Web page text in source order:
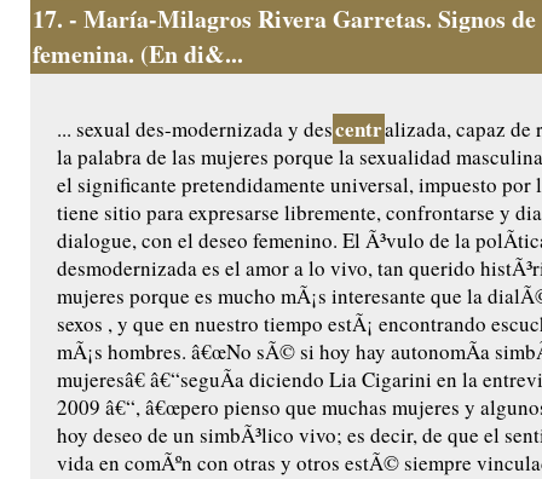
17. - María-Milagros Rivera Garretas. Signos
femenina. (En di&...
... sexual des-modernizada y descentralizada, capaz de
la palabra de las mujeres porque la sexualidad
el significante pretendidamente universal, impuesto por
tiene sitio para expresarse libremente, confrontarse y
dialogue, con el deseo femenino. El Ã³vulo de la
desmodernizada es el amor a lo vivo, tan querido
mujeres porque es mucho mÃ¡s interesante que la
sexos , y que en nuestro tiempo estÃ¡ encontrando
mÃ¡s hombres. â€œNo sÃ© si hoy hay autonomÃ­a
mujeresâ€ â€“seguÃ­a diciendo Lia Cigarini en la
2009 â€“, â€œpero pienso que muchas mujeres y
hoy deseo de un simbÃ³lico vivo; es decir, de que el
vida en comÃºn con otras y otros estÃ© siempre